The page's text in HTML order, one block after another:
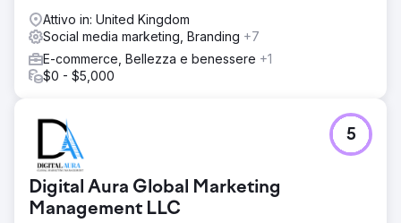
Attivo in: United Kingdom
Social media marketing, Branding +7
E-commerce, Bellezza e benessere +1
$0 - $5,000
Digital Aura Global Marketing
Management LLC
5